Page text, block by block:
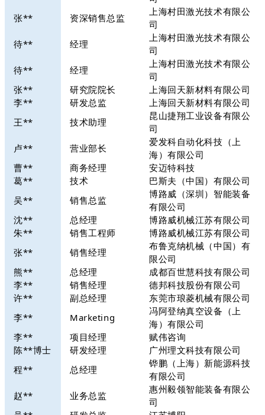
张**
资深销售总监
上海村田激光技术有限公
司
待**
经理
上海村田激光技术有限公
司
待**
经理
上海村田激光技术有限公
司
张**
研究院院长
上海回天新材料有限公司
李**
研发总监
上海回天新材料有限公司
王**
技术助理
昆山捷翔工业设备有限公
司
卢**
营业部长
爱发科自动化科技（上
海）有限公司
曹**
商务经理
安迈特科技
葛**
技术
巴斯夫（中国）有限公司
吴**
销售总监
博路威（深圳）智能装备
有限公司
沈**
总经理
博路威机械江苏有限公司
朱**
销售工程师
博路威机械江苏有限公司
张**
销售经理
布鲁克纳机械（中国）有
限公司
熊**
总经理
成都百世慧科技有限公司
李**
销售经理
德邦科技股份有限公司
许**
副总经理
东莞市琅菱机械有限公司
李**
Marketing
冯阿登纳真空设备（上
海）有限公司
李**
项目经理
赋伟咨询
陈**博士
研发经理
广州理文科技有限公司
程**
总经理
铧鹏（上海）新能源科技
有限公司
赵**
业务总监
惠州毅领智能装备有限公
司